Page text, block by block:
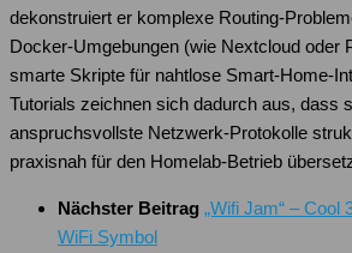
dekonstruiert er komplexe Routing-
Docker-Umgebungen (wie Nextcloud oder
smarte Skripte für nahtlose Smart-Home-
Tutorials zeichnen sich dadurch aus, dass
anspruchsvollste Netzwerk-Protokolle
praxisnah für den Homelab-Betrieb
Nächster Beitrag „Wifi Jam“ – Cool
WiFi Symbol